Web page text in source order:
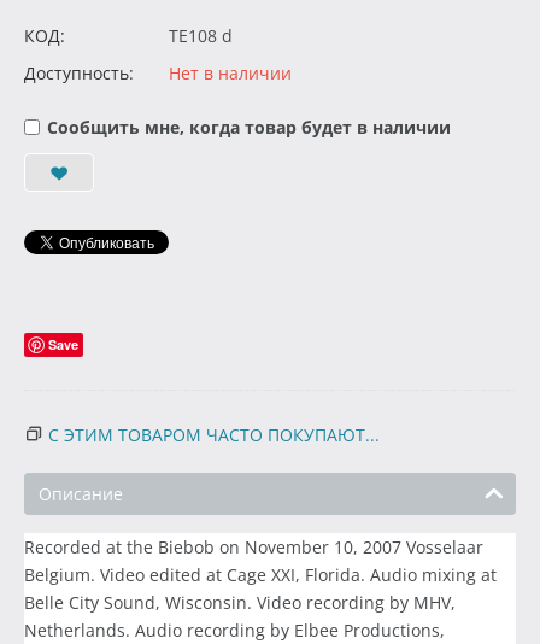
КОД:
TE108 d
Доступность:
Нет в наличии
Сообщить мне, когда товар будет в наличии
Save
С ЭТИМ ТОВАРОМ ЧАСТО ПОКУПАЮТ...
Описание
Recorded at the Biebob on November 10, 2007 Vosselaar
Belgium. Video edited at Cage XXI, Florida. Audio mixing at
Belle City Sound, Wisconsin. Video recording by MHV,
Netherlands. Audio recording by Elbee Productions,